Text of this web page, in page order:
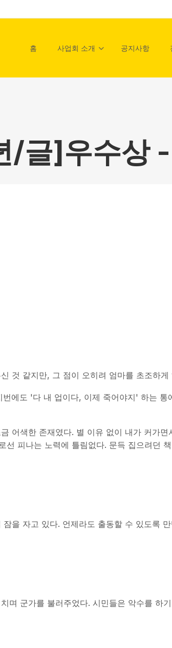
홈 사업회 소개 공지사항
글]우수상
것 같지만, 그 점이 오히려 엄마를 초조하게
에도 '다 내 업이다, 이제 죽어야지' 하는
어색한 존재였다. 별 이유 없이 내가 커가
선 피나는 노력에 틀림없다. 문득 집으려던
을 자고 있다. 언제라도 출동할 수 있도록
며 군가를 불러주었다. 시민들은 악수를 하